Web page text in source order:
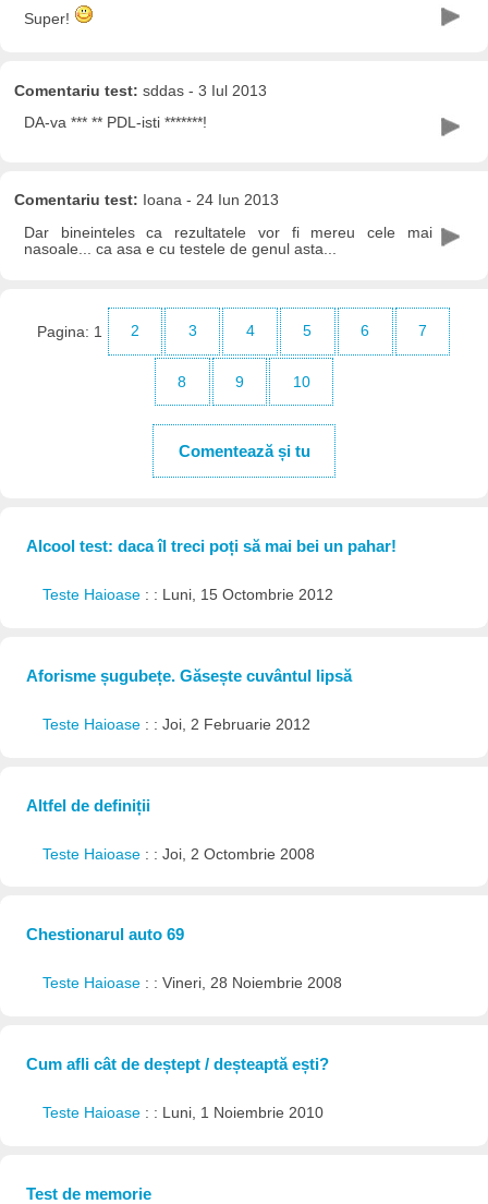
Super!
Comentariu test: sddas - 3 Iul 2013
DA-va *** ** PDL-isti *******!
Comentariu test: Ioana - 24 Iun 2013
Dar bineinteles ca rezultatele vor fi mereu cele mai
nasoale... ca asa e cu testele de genul asta...
Pagina: 1 2 3 4 5 6 7
8 9 10
Comentează și tu
Alcool test: daca îl treci poți să mai bei un pahar!
Teste Haioase : : Luni, 15 Octombrie 2012
Aforisme șugubețe. Găsește cuvântul lipsă
Teste Haioase : : Joi, 2 Februarie 2012
Altfel de definiții
Teste Haioase : : Joi, 2 Octombrie 2008
Chestionarul auto 69
Teste Haioase : : Vineri, 28 Noiembrie 2008
Cum afli cât de deștept / deșteaptă ești?
Teste Haioase : : Luni, 1 Noiembrie 2010
Test de memorie